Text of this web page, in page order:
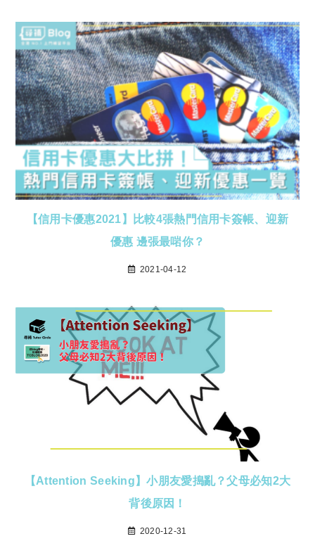
【信用卡優惠2021】比較4張熱門信用卡簽帳、迎新
優惠 邊張最啱你？
2021-04-12
【Attention Seeking】小朋友愛搗亂？父母必知2大
背後原因！
2020-12-31